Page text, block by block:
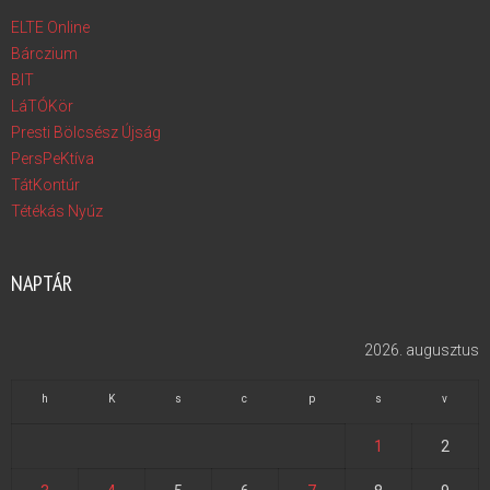
ELTE Online
Bárczium
BIT
LáTÓKör
Presti Bölcsész Újság
PersPeKtíva
TátKontúr
Tétékás Nyúz
NAPTÁR
2026. augusztus
h K s c p s v
1 2